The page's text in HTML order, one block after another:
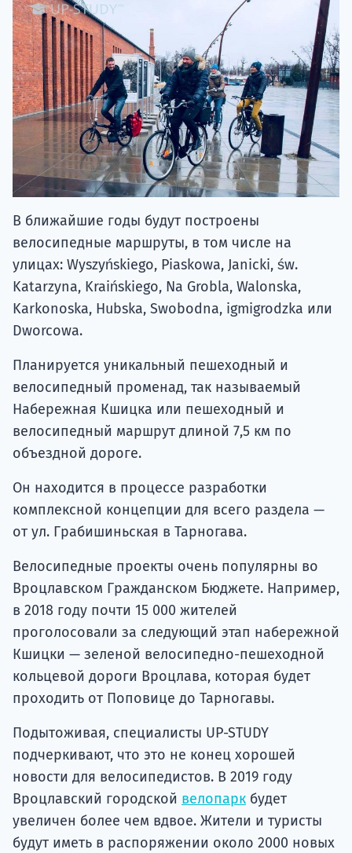
В ближайшие годы будут построены
велосипедные маршруты, в том числе на
улицах: Wyszyńskiego, Piaskowa, Janicki, św.
Katarzyna, Kraińskiego, Na Grobla, Walonska,
Karkonoska, Hubska, Swobodna, igmigrodzka или
Dworcowa.
Планируется уникальный пешеходный и
велосипедный променад, так называемый
Набережная Кшицка или пешеходный и
велосипедный маршрут длиной 7,5 км по
объездной дороге.
Он находится в процессе разработки
комплексной концепции для всего раздела —
от ул. Грабишиньская в Тарногава.
Велосипедные проекты очень популярны во
Вроцлавском Гражданском Бюджете. Например,
в 2018 году почти 15 000 жителей
проголосовали за следующий этап набережной
Кшицки — зеленой велосипедно-пешеходной
кольцевой дороги Вроцлава, которая будет
проходить от Поповице до Тарногавы.
Подытоживая, специалисты UP-STUDY
подчеркивают, что это не конец хорошей
новости для велосипедистов. В 2019 году
Вроцлавский городской велопарк будет
увеличен более чем вдвое. Жители и туристы
будут иметь в распоряжении около 2000 новых